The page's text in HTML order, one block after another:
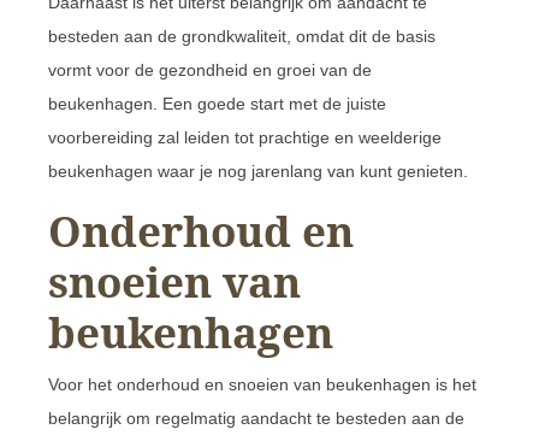
besteden aan de grondkwaliteit, omdat dit de basis
vormt voor de gezondheid en groei van de
beukenhagen. Een goede start met de juiste
voorbereiding zal leiden tot prachtige en weelderige
beukenhagen waar je nog jarenlang van kunt genieten.
Onderhoud en
snoeien van
beukenhagen
Voor het onderhoud en snoeien van beukenhagen is het
belangrijk om regelmatig aandacht te besteden aan de